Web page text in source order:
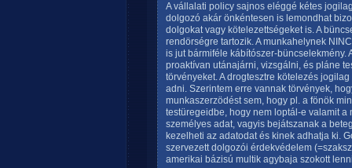
A vállalati policy sajnos eléggé kétes
dolgozó akár önkéntesen is lemondhat
dolgokat vagy kötelezettségeket is. A
rendörségre tartozik. A munkahelynek
is jut bármiféle kábítószer-büncselekmény.
proaktívan utánajárni, vizsgálni, és pláne
törvényeket. A drogtesztre kötelezés
adni. Szerintem erre vannak törvények,
munkaszerzödést sem, hogy pl. a fönök
testüregeidbe, hogy nem loptál-e valamit
személyes adat, vagyis bejátszanak a
kezelheti az adatodat és kinek adhatja ki.
szervezett dolgozói érdekvédelem
amerikai bázisú multik agybaja szokott